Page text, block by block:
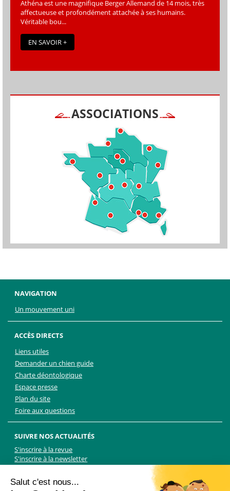
Athéna est une magniﬁque Berger Allemand de 14 mois, très
affectueuse et profondément attachée à ses humains.
Véritable bou...
EN SAVOIR +
ASSOCIATIONS
NAVIGATION
Un mouvement uni
ACCÈS DIRECTS
Liens utiles
Demander un chien guide
Charte déontologique
Espace presse
Plan du site
Foire aux questions
SUIVRE NOS ACTUALITÉS
S'inscrire à la revue
S'inscrire à la newsletter
TikTok
Salut c'est nous...